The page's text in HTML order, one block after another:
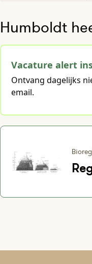
Humboldt
Vacature alert
Ontvang dagelijks
email.